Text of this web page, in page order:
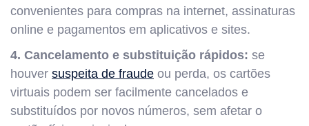
convenientes para compras na internet, assinaturas
online e pagamentos em aplicativos e sites.
4. Cancelamento e substituição rápidos: se
houver suspeita de fraude ou perda, os cartões
virtuais podem ser facilmente cancelados e
substituídos por novos números, sem afetar o